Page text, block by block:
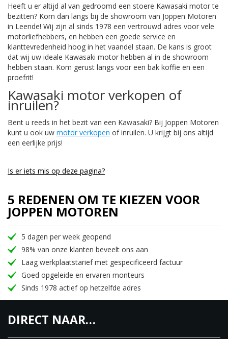
Heeft u er altijd al van gedroomd een stoere Kawasaki motor te
bezitten? Kom dan langs bij de showroom van Joppen Motoren
in Leende! Wij zijn al sinds 1978 een vertrouwd adres voor vele
motorliefhebbers, en hebben een goede service en
klanttevredenheid hoog in het vaandel staan. De kans is groot
dat wij uw ideale Kawasaki motor hebben al in de showroom
hebben staan. Kom gerust langs voor een bak koffie en een
proefrit!
Kawasaki motor verkopen of
inruilen?
Bent u reeds in het bezit van een Kawasaki? Bij Joppen Motoren
kunt u ook uw motor verkopen of inruilen. U krijgt bij ons altijd
een eerlijke prijs!
Is er iets mis op deze pagina?
5 REDENEN OM TE KIEZEN VOOR
JOPPEN MOTOREN
5 dagen per week geopend
98% van onze klanten beveelt ons aan
Laag werkplaatstarief met gespecificeerd factuur
Goed opgeleide en ervaren monteurs
Sinds 1978 actief op hetzelfde adres
DIRECT NAAR…